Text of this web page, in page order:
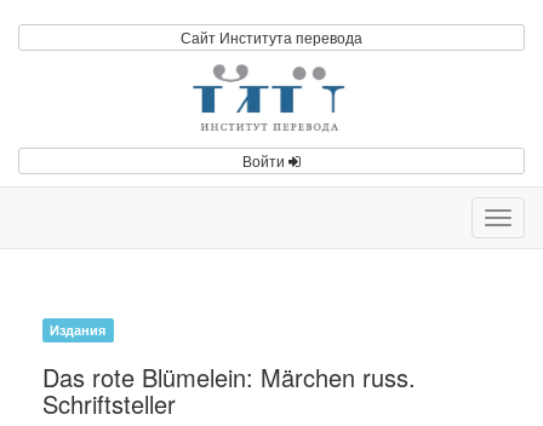
Сайт Института перевода
Войти
Издания
Das rote Blümelein: Märchen russ.
Schriftsteller